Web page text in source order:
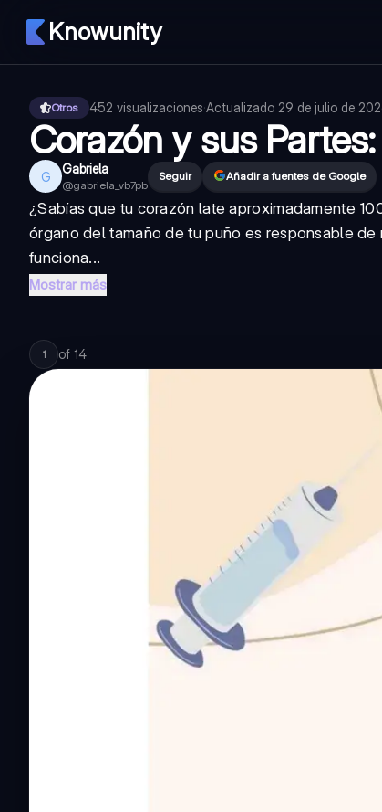
Knowunity
Otros 452 visualizaciones·Actualizado 29 de julio de
Corazón y sus
G Gabriela
@gabriela_vb7pb
Seguir Añadir a fuentes de Google
¿Sabías que tu corazón late aproximadamente
órgano del tamaño de tu puño es responsable
funciona...
Mostrar más
1 of 14